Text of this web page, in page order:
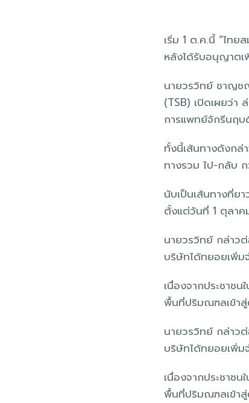
เริ่ม 1 ต.ค.นี้ “ไท
หลังได้รับอนุญาตเ
นายวรวิทย์ ชาญช
(TSB) เปิดเผยว่า
การแพทย์จักรีนฤบ
ทั้งนี้เส้นทางดังกล่
ทางรวม ไป-กลับ
นับเป็นเส้นทางที่ย
ตั้งแต่วันที่ 1 ตุลาค
นายวรวิทย์ กล่าวต่
บริษัทได้ทยอยเพิ่ม
เนื่องจากประชาช
พื้นที่ปริมณฑลเข้าสู่
นายวรวิทย์ กล่าวต่
บริษัทได้ทยอยเพิ่ม
เนื่องจากประชาช
พื้นที่ปริมณฑลเข้าสู่